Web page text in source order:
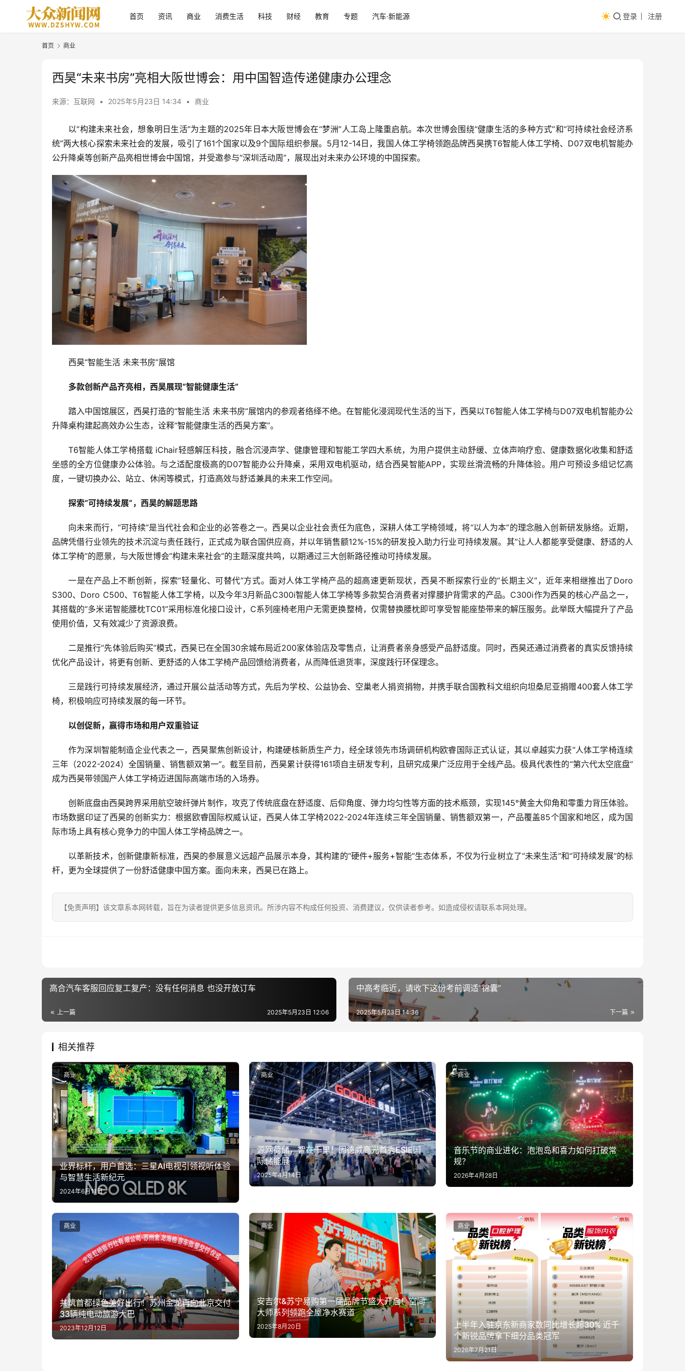
首页 资讯 商业 消费生活 科技 财经 教育 专题 汽车·新能源 登录 注册
首页 商业
西昊“未来书房”亮相大阪世博会：用中国智造传递健康办公理念
来源：互联网 • 2025年5月23日 14:34 • 商业
以“构建未来社会，想象明日生活”为主题的2025年日本大阪世博会在“梦洲”人工岛上隆重启航。本次世博会围绕“健康生活的多种方式”和“可持续社会经济系
统”两大核心探索未来社会的发展，吸引了161个国家以及9个国际组织参展。5月12-14日，我国人体工学椅领跑品牌西昊携T6智能人体工学椅、D07双电机智能办
公升降桌等创新产品亮相世博会中国馆，并受邀参与“深圳活动周”，展现出对未来办公环境的中国探索。
西昊“智能生活 未来书房”展馆
多款创新产品齐亮相，西昊展现“智能健康生活”
踏入中国馆展区，西昊打造的“智能生活 未来书房”展馆内的参观者络绎不绝。在智能化浸润现代生活的当下，西昊以T6智能人体工学椅与D07双电机智能办公
升降桌构建起高效办公生态，诠释“智能健康生活的西昊方案”。
T6智能人体工学椅搭载 iChair轻感解压科技，融合沉浸声学、健康管理和智能工学四大系统，为用户提供主动舒缓、立体声响疗愈、健康数据化收集和舒适
坐感的全方位健康办公体验。与之适配度极高的D07智能办公升降桌，采用双电机驱动，结合西昊智能APP，实现丝滑流畅的升降体验。用户可预设多组记忆高
度，一键切换办公、站立、休闲等模式，打造高效与舒适兼具的未来工作空间。
探索“可持续发展”，西昊的解题思路
向未来而行，“可持续”是当代社会和企业的必答卷之一。西昊以企业社会责任为底色，深耕人体工学椅领域，将“以人为本”的理念融入创新研发脉络。近期，
品牌凭借行业领先的技术沉淀与责任践行，正式成为联合国供应商，并以年销售额12%-15%的研发投入助力行业可持续发展。其”让人人都能享受健康、舒适的人
体工学椅”的愿景，与大阪世博会”构建未来社会”的主题深度共鸣，以期通过三大创新路径推动可持续发展。
一是在产品上不断创新，探索“轻量化、可替代”方式。面对人体工学椅产品的超高速更新现状，西昊不断探索行业的“长期主义”，近年来相继推出了Doro
S300、Doro C500、T6智能人体工学椅，以及今年3月新品C300i智能人体工学椅等多款契合消费者对撑腰护背需求的产品。C300i作为西昊的核心产品之一，
其搭载的“多米诺智能腰枕TC01”采用标准化接口设计，C系列座椅老用户无需更换整椅，仅需替换腰枕即可享受智能座垫带来的解压服务。此举既大幅提升了产品
使用价值，又有效减少了资源浪费。
二是推行“先体验后购买”模式，西昊已在全国30余城布局近200家体验店及零售点，让消费者亲身感受产品舒适度。同时，西昊还通过消费者的真实反馈持续
优化产品设计，将更有创新、更舒适的人体工学椅产品回馈给消费者，从而降低退货率，深度践行环保理念。
三是践行可持续发展经济，通过开展公益活动等方式，先后为学校、公益协会、空巢老人捐资捐物，并携手联合国教科文组织向坦桑尼亚捐赠400套人体工学
椅，积极响应可持续发展的每一环节。
以创促新，赢得市场和用户双重验证
作为深圳智能制造企业代表之一，西昊聚焦创新设计，构建硬核新质生产力，经全球领先市场调研机构欧睿国际正式认证，其以卓越实力获“人体工学椅连续
三年（2022-2024）全国销量、销售额双第一”。截至目前，西昊累计获得161项自主研发专利，且研究成果广泛应用于全线产品。极具代表性的“第六代太空底盘”
成为西昊带领国产人体工学椅迈进国际高端市场的入场券。
创新底盘由西昊跨界采用航空玻纤弹片制作，攻克了传统底盘在舒适度、后仰角度、弹力均匀性等方面的技术瓶颈，实现145°黄金大仰角和零重力背压体验。
市场数据印证了西昊的创新实力：根据欧睿国际权威认证，西昊人体工学椅2022-2024年连续三年全国销量、销售额双第一，产品覆盖85个国家和地区，成为国
际市场上具有核心竞争力的中国人体工学椅品牌之一。
以革新技术，创新健康新标准，西昊的参展意义远超产品展示本身，其构建的“硬件+服务+智能”生态体系，不仅为行业树立了“未来生活”和“可持续发展”的标
杆，更为全球提供了一份舒适健康中国方案。面向未来，西昊已在路上。
【免责声明】该文章系本网转载，旨在为读者提供更多信息资讯。所涉内容不构成任何投资、消费建议，仅供读者参考。如造成侵权请联系本网处理。
高合汽车客服回应复工复产：没有任何消息 也没开放订车
上一篇 2025年5月23日 12:06
中高考临近，请收下这份考前调适“锦囊”
下一篇
2025年5月23日 14:36
相关推荐
业界标杆，用户首选：三星AI电视引领视听体验
与智慧生活新纪元
2024年6月11日
商业
源网荷储，智在千里！固德威高光首秀ESIE国
际储能展
2025年4月14日
商业
音乐节的商业进化：泡泡岛和喜力如何打破常
规？
2026年4月28日
商业
共筑首都绿色美好出行！苏州金龙再向北京交付
33辆纯电动旅游大巴
2023年12月12日
商业
安吉尔&苏宁易购第一届品牌节盛大开启！空间
大师系列领跑全屋净水赛道
2025年8月20日
商业
上半年入驻京东新商家数同比增长超30% 近千
个新锐品牌拿下细分品类冠军
2026年7月21日
商业